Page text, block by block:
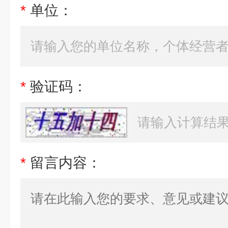
* 单位：
* 验证码：
* 留言内容：